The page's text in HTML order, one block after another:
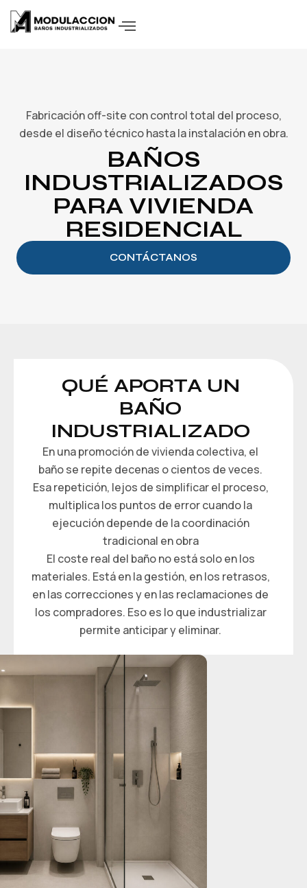
Fabricación off-site con control total del proceso,
desde el diseño técnico hasta la instalación en obra.
BAÑOS
INDUSTRIALIZADOS
PARA VIVIENDA
RESIDENCIAL
CONTÁCTANOS
QUÉ APORTA UN
BAÑO
INDUSTRIALIZADO
En una promoción de vivienda colectiva, el
baño se repite decenas o cientos de veces.
Esa repetición, lejos de simplificar el proceso,
multiplica los puntos de error cuando la
ejecución depende de la coordinación
tradicional en obra
El coste real del baño no está solo en los
materiales. Está en la gestión, en los retrasos,
en las correcciones y en las reclamaciones de
los compradores. Eso es lo que industrializar
permite anticipar y eliminar.